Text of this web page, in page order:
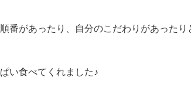
番があったり、自分のこだわりがあったり
い食べてくれました♪